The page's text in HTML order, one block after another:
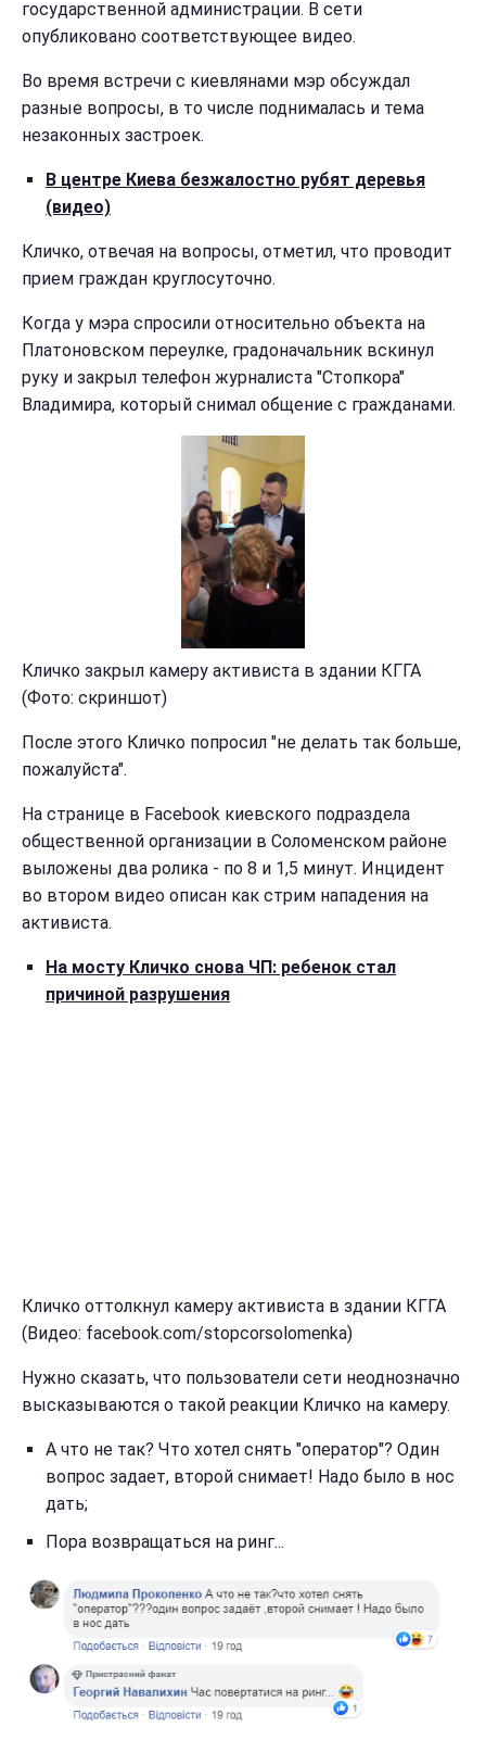
государственной администрации. В сети
опубликовано соответствующее видео.
Во время встречи с киевлянами мэр обсуждал
разные вопросы, в то числе поднималась и тема
незаконных застроек.
В центре Киева безжалостно рубят деревья
(видео)
Кличко, отвечая на вопросы, отметил, что проводит
прием граждан круглосуточно.
Когда у мэра спросили относительно объекта на
Платоновском переулке, градоначальник вскинул
руку и закрыл телефон журналиста "Стопкора"
Владимира, который снимал общение с гражданами.
Кличко закрыл камеру активиста в здании КГГА
(Фото: скриншот)
После этого Кличко попросил "не делать так больше,
пожалуйста".
На странице в Facebook киевского подраздела
общественной организации в Соломенском районе
выложены два ролика - по 8 и 1,5 минут. Инцидент
во втором видео описан как стрим нападения на
активиста.
На мосту Кличко снова ЧП: ребенок стал
причиной разрушения
Кличко оттолкнул камеру активиста в здании КГГА
(Видео: facebook.com/stopcorsolomenka)
Нужно сказать, что пользователи сети неоднозначно
высказываются о такой реакции Кличко на камеру.
А что не так? Что хотел снять "оператор"? Один
вопрос задает, второй снимает! Надо было в нос
дать;
Пора возвращаться на ринг...